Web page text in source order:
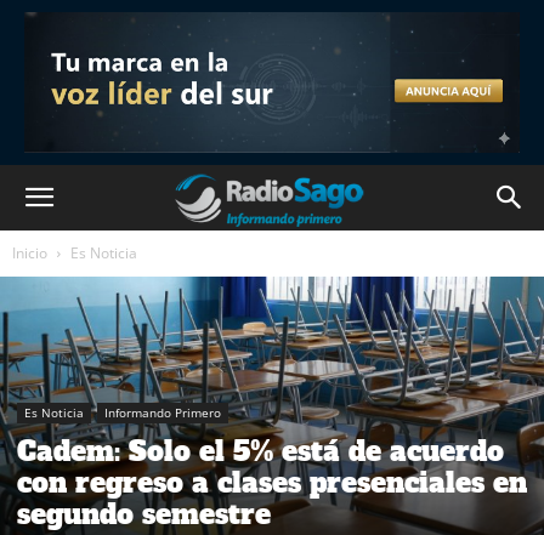
Inicio Es Noticia
Es Noticia Informando Primero
Cadem: Solo el 5% está de acuerdo
con regreso a clases presenciales en
segundo semestre